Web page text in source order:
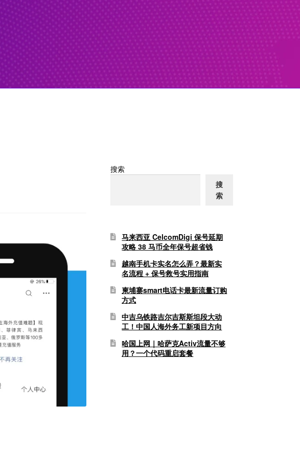
搜索
搜
索
马来西亚 CelcomDigi 保号延期
攻略 38 马币全年保号超省钱
越南手机卡实名怎么弄？最新实
名流程 + 保号救号实用指南
柬埔寨smart电话卡最新流量订购
方式
中吉乌铁路吉尔吉斯斯坦段大动
工！中国人海外务工新项目方向
哈国上网｜哈萨克Activ流量不够
用？一个代码重启套餐